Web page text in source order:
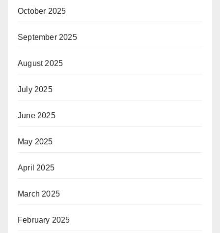
October 2025
September 2025
August 2025
July 2025
June 2025
May 2025
April 2025
March 2025
February 2025